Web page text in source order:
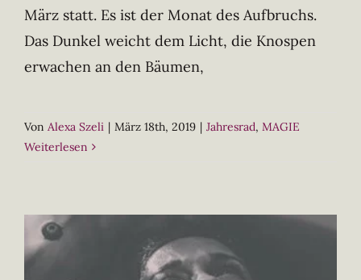
März statt. Es ist der Monat des Aufbruchs.
Das Dunkel weicht dem Licht, die Knospen
erwachen an den Bäumen,
Von Alexa Szeli | März 18th, 2019 | Jahresrad, MAGIE
Weiterlesen